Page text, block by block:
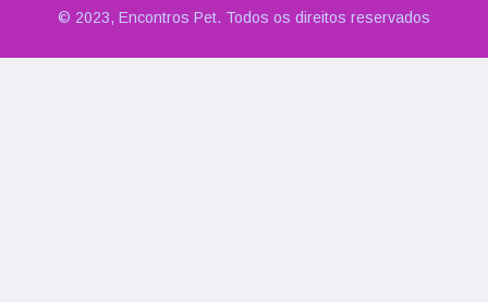
© 2023, Encontros Pet. Todos os direitos reservados